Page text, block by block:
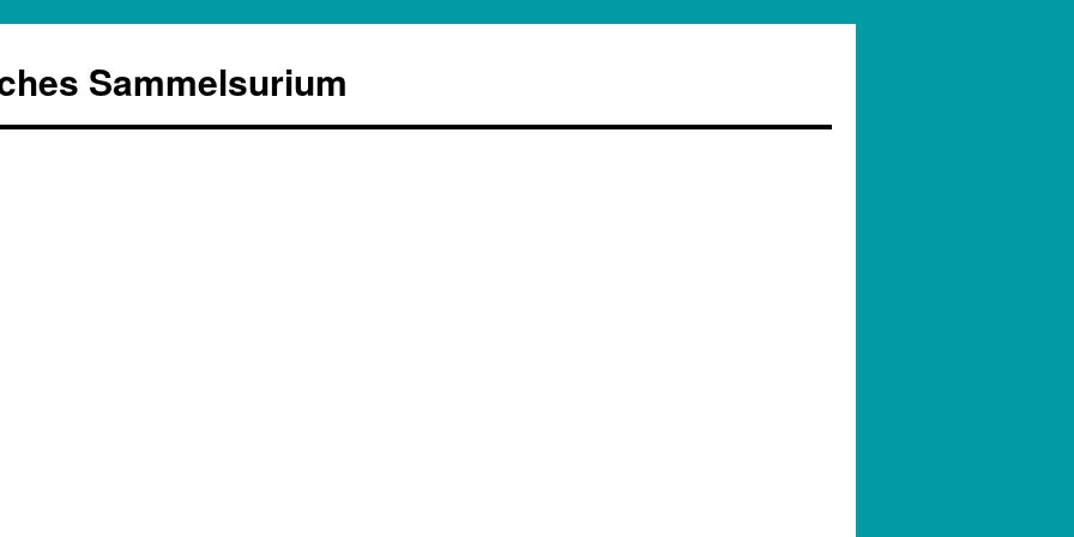
Sammelsurium